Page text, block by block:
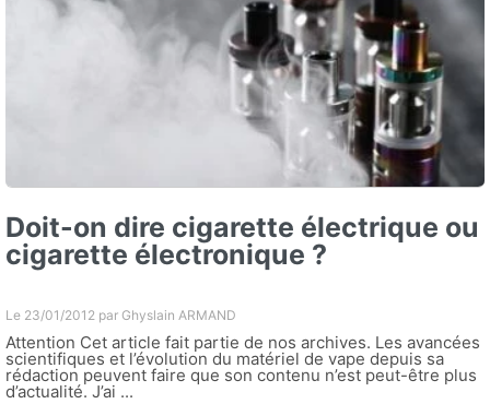
Doit-on dire cigarette électrique ou
cigarette électronique ?
Le 23/01/2012 par Ghyslain ARMAND
Attention Cet article fait partie de nos archives. Les avancées
scientifiques et l’évolution du matériel de vape depuis sa
rédaction peuvent faire que son contenu n’est peut-être plus
d’actualité. J’ai ...